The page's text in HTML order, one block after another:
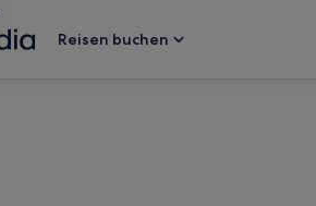
Reisen buchen